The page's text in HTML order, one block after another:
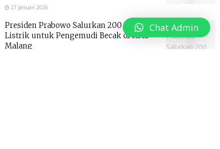
27 Januari 2026
Presiden Prabowo Salurkan 200 Becak
Listrik untuk Pengemudi Becak di Kota
Malang
Chat Admin